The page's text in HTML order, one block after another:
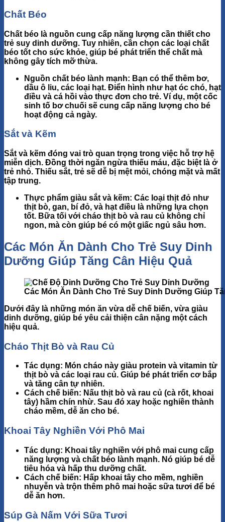
Chất Béo
Chất béo là nguồn cung cấp năng lượng cần thiết cho
trẻ suy dinh dưỡng. Tuy nhiên, cần chọn các loại chất
béo tốt cho sức khỏe, giúp bé phát triển thể chất mà
không gây tích mỡ thừa.
Nguồn chất béo lành mạnh: Bạn có thể thêm bơ,
dầu ô liu, các loại hạt. Điển hình như hạt óc chó, hạt
điều và cá hồi vào thực đơn cho trẻ. Ví dụ, một cốc
sinh tố bơ chuối sẽ cung cấp năng lượng cho bé
hoạt động cả ngày.
Sắt và Kẽm
Sắt và kẽm đóng vai trò quan trọng trong việc hỗ trợ hệ
miễn dịch. Đồng thời ngăn ngừa thiếu máu, đặc biệt là ở
trẻ nhỏ. Thiếu sắt, trẻ sẽ dễ bị mệt mỏi, chóng mặt và mất
tập trung.
Thực phẩm giàu sắt và kẽm: Các loại thịt đỏ như
thịt bò, gan, bí đỏ, và hạt điều là những lựa chọn
tốt. Bữa tối với cháo thịt bò và rau củ không chỉ
ngon, mà còn giúp bé có một giấc ngủ sâu hơn.
Các Món Ăn Dành Cho Trẻ Suy Dinh
Dưỡng Giúp Tăng Cân Hiệu Quả
Các Món Ăn Dành Cho Trẻ Suy Dinh Dưỡng Giúp
Dưới đây là những món ăn vừa dễ chế biến, vừa giàu
dinh dưỡng, giúp bé yêu cải thiện cân nặng một cách
hiệu quả.
Cháo Thịt Bò và Rau Củ
Tác dụng: Món cháo này giàu protein và vitamin từ
thịt bò và các loại rau củ. Giúp bé phát triển cơ bắp
và tăng cân tự nhiên.
Cách chế biến: Nấu thịt bò và rau củ (cà rốt, khoai
tây) hầm chín nhừ. Sau đó xay hoặc nghiền thành
cháo mềm, dễ ăn cho bé.
Khoai Tây Nghiền Với Phô Mai
Tác dụng: Khoai tây nghiền với phô mai cung cấp
năng lượng và chất béo lành mạnh. Nó giúp bé dễ
tiêu hóa và hấp thu dưỡng chất.
Cách chế biến: Hấp khoai tây cho mềm, nghiền
nhuyễn và trộn thêm phô mai hoặc sữa tươi để bé
dễ ăn hơn.
Súp Gà Nấm Với Sữa Tươi